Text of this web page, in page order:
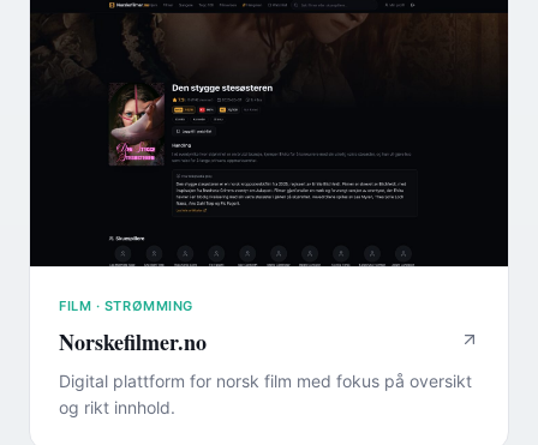
FILM · STRØMMING
Norskefilmer.no
Digital plattform for norsk film med fokus på oversikt
og rikt innhold.